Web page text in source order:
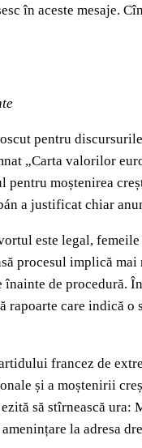
în aceste mesaje.
pentru
„Carta valorilor
pentru moștenirea
a justificat chiar
este legal,
procesul implică
înainte de
rapoarte care indică
francez de
și a moștenirii
să stîrnească
la adresa